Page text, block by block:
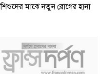
শিশুদের মাঝে নতুন রোগের হানা